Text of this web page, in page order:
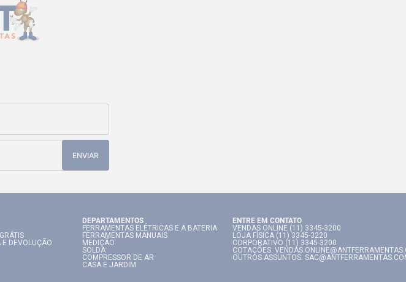
ENVIAR
E DEVOLUÇÃO
DEPARTAMENTOS
FERRAMENTAS ELÉTRICAS E A BATERIA
FERRAMENTAS MANUAIS
MEDIÇÃO
SOLDA
COMPRESSOR DE AR
CASA E JARDIM
ENTRE EM CONTATO
VENDAS ONLINE (11) 3345-3200
LOJA FÍSICA (11) 3345-3220
CORPORATIVO (11) 3345-3200
COTAÇÕES:
OUTROS ASSUNTOS: